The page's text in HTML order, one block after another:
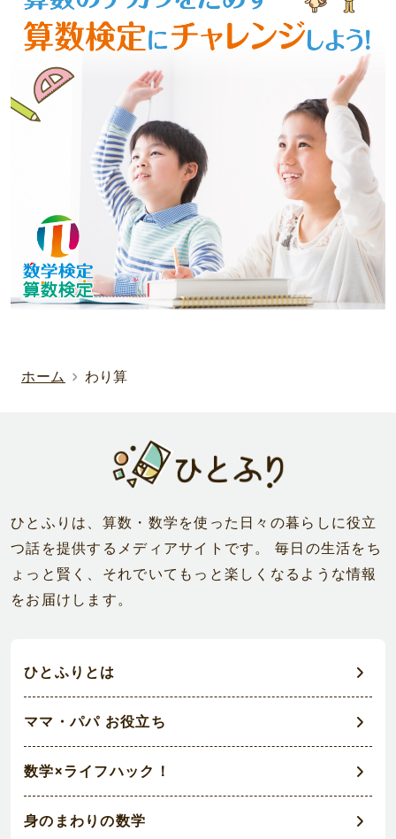
ホーム わり算
ひとふりは、算数・数学を使った日々の暮らしに役立
つ話を提供するメディアサイトです。 毎日の生活をち
ょっと賢く、それでいてもっと楽しくなるような情報
をお届けします。
ひとふりとは
ママ・パパ お役立ち
数学×ライフハック！
身のまわりの数学